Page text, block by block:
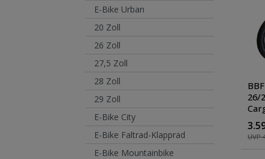
E-Bike Urban
20 Zoll
26 Zoll
27,5 Zoll
28 Zoll
29 Zoll
E-Bike City
E-Bike Faltrad-Klapprad
E-Bike Mountainbike
26/
UVP